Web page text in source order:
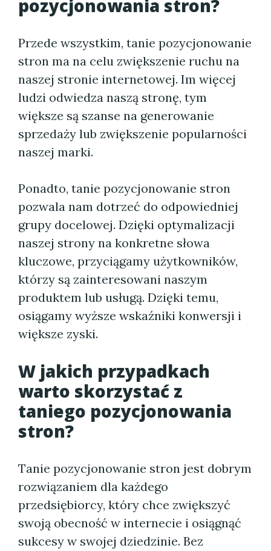
pozycjonowania stron?
Przede wszystkim, tanie pozycjonowanie
stron ma na celu zwiększenie ruchu na
naszej stronie internetowej. Im więcej
ludzi odwiedza naszą stronę, tym
większe są szanse na generowanie
sprzedaży lub zwiększenie popularności
naszej marki.
Ponadto, tanie pozycjonowanie stron
pozwala nam dotrzeć do odpowiedniej
grupy docelowej. Dzięki optymalizacji
naszej strony na konkretne słowa
kluczowe, przyciągamy użytkowników,
którzy są zainteresowani naszym
produktem lub usługą. Dzięki temu,
osiągamy wyższe wskaźniki konwersji i
większe zyski.
W jakich przypadkach
warto skorzystać z
taniego pozycjonowania
stron?
Tanie pozycjonowanie stron jest dobrym
rozwiązaniem dla każdego
przedsiębiorcy, który chce zwiększyć
swoją obecność w internecie i osiągnąć
sukcesy w swojej dziedzinie. Bez